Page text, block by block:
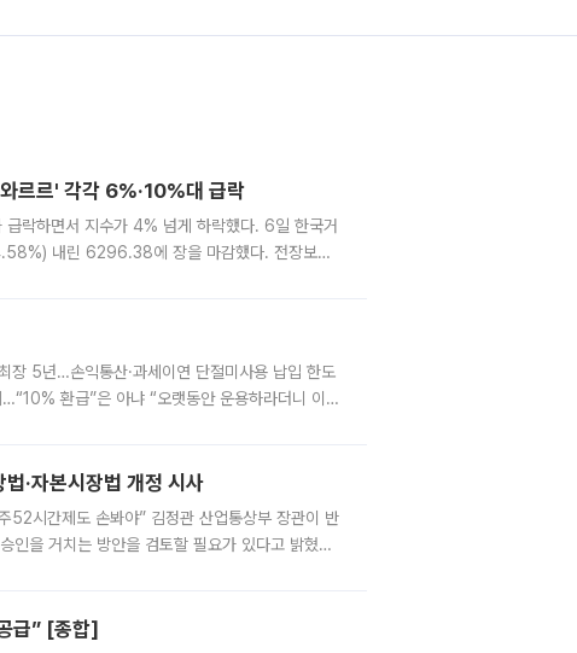
르르' 각각 6%·10%대 급락
락하면서 지수가 4% 넘게 하락했다. 6일 한국거
내린 6296.38에 장을 마감했다. 전장보다
장 5년…손익통산·과세이연 단절미사용 납입 한도
환급”은 아냐 “오랫동안 운용하라더니 이제
·자본시장법 개정 시사
52시간제도 손봐야” 김정관 산업통상부 장관이 반
인을 거치는 방안을 검토할 필요가 있다고 밝혔다.
급” [종합]